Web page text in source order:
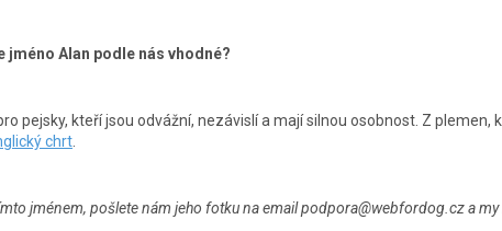
jméno Alan podle nás vhodné?
pejsky, kteří jsou odvážní, nezávislí a mají silnou osobnost. Z
chrt
jménem, pošlete nám jeho fotku na email podpora@webfordog.cz a my